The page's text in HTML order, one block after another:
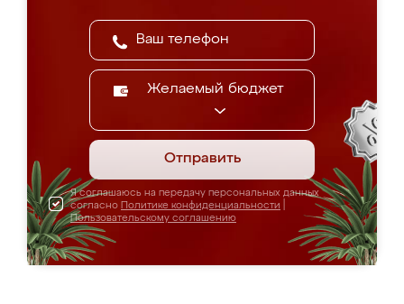
Желаемый бюджет
Отправить
Я соглашаюсь на передачу персональных данных
согласно Политике конфиденциальности
Пользовательскому соглашению